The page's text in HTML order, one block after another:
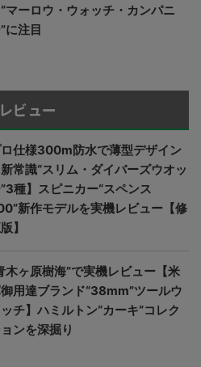
“マーロウ・ウォッチ・カンパニ
に注目
ビュー
仕様300m防水で薄型デザイン
新常識“スリム・ダイバーズウオッ
種】スピニカー“スペンス
新作モデルを実機レビュー【修
】
木ヶ原樹海”で実機レビュー【米
用達ブランド“38mm”ツールウ
チ】ハミルトン“カーキ”コレク
ンを深掘り